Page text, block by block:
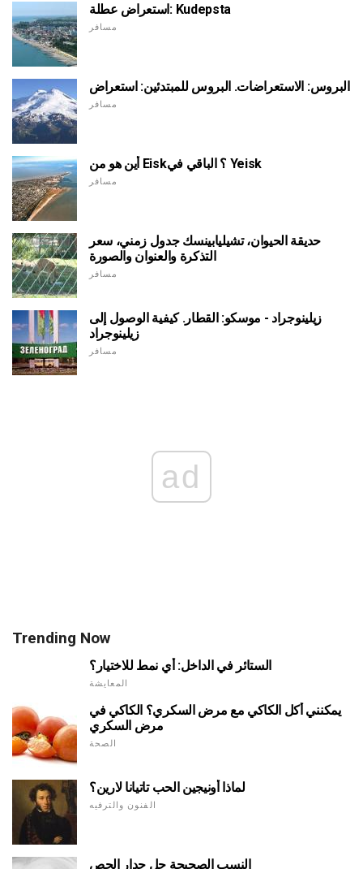
استعراض عطلة: Kudepsta
مسافر
البروس: الاستعراضات. البروس للمبتدئين: استعراض
مسافر
أين هو من Eisk؟ الباقي في Yeisk
مسافر
حديقة الحيوان، تشيليابينسك جدول زمني، سعر
التذكرة والعنوان والصورة
مسافر
زيلينوجراد - موسكو: القطار. كيفية الوصول إلى
زيلينوجراد
مسافر
ad
Trending Now
الستائر في الداخل: أي نمط للاختيار؟
المعايشة
يمكنني أكل الكاكي مع مرض السكري؟ الكاكي في
مرض السكري
الصحة
لماذا أونيجين الحب تاتيانا لارين؟
الفنون والترفيه
النسب الصحيحة حل جدار الجص